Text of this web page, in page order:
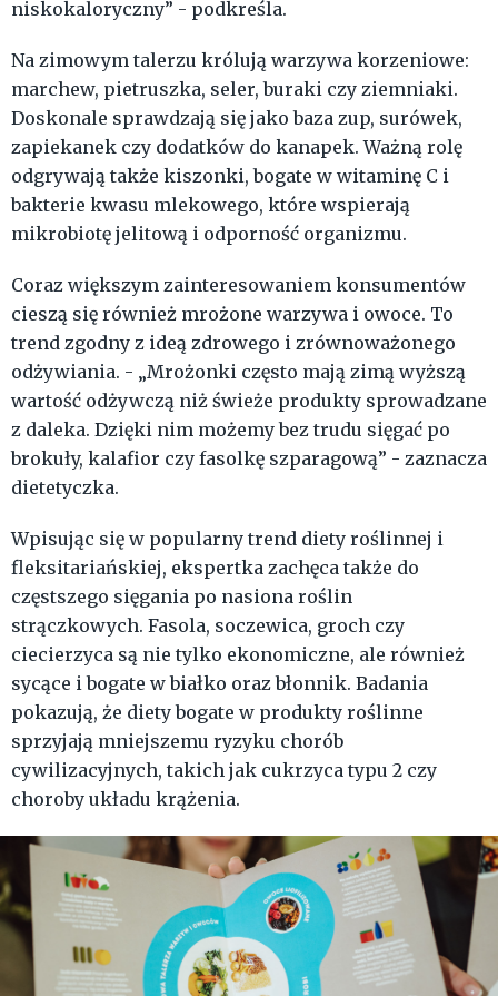
niskokaloryczny” - podkreśla.
Na zimowym talerzu królują warzywa korzeniowe:
marchew, pietruszka, seler, buraki czy ziemniaki.
Doskonale sprawdzają się jako baza zup, surówek,
zapiekanek czy dodatków do kanapek. Ważną rolę
odgrywają także kiszonki, bogate w witaminę C i
bakterie kwasu mlekowego, które wspierają
mikrobiotę jelitową i odporność organizmu.
Coraz większym zainteresowaniem konsumentów
cieszą się również mrożone warzywa i owoce. To
trend zgodny z ideą zdrowego i zrównoważonego
odżywiania. - „Mrożonki często mają zimą wyższą
wartość odżywczą niż świeże produkty sprowadzane
z daleka. Dzięki nim możemy bez trudu sięgać po
brokuły, kalafior czy fasolkę szparagową” - zaznacza
dietetyczka.
Wpisując się w popularny trend diety roślinnej i
fleksitariańskiej, ekspertka zachęca także do
częstszego sięgania po nasiona roślin
strączkowych. Fasola, soczewica, groch czy
ciecierzyca są nie tylko ekonomiczne, ale również
sycące i bogate w białko oraz błonnik. Badania
pokazują, że diety bogate w produkty roślinne
sprzyjają mniejszemu ryzyku chorób
cywilizacyjnych, takich jak cukrzyca typu 2 czy
choroby układu krążenia.